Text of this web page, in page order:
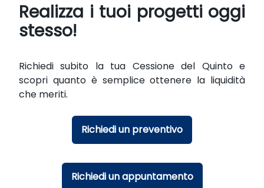
Realizza i tuoi progetti oggi
stesso!
Richiedi subito la tua Cessione del Quinto e
scopri quanto è semplice ottenere la liquidità
che meriti.
Richiedi un preventivo
Richiedi un appuntamento